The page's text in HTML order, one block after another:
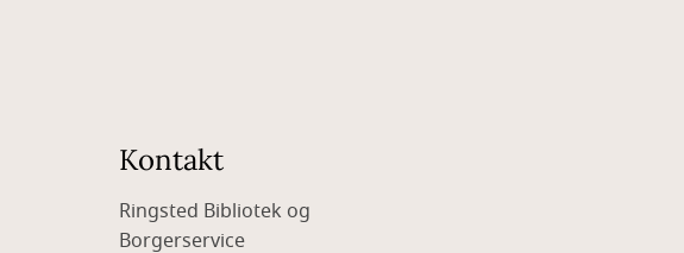
Kontakt
Ringsted Bibliotek og
Borgerservice